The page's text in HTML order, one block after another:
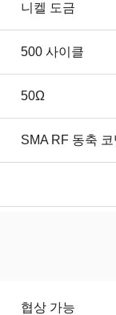
니켈 도금
500 사이클
50Ω
SMA RF 동축
협상 가능